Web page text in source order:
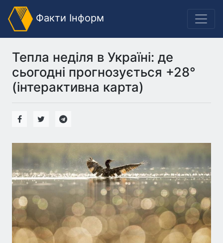
Факти Інформ
Тепла неділя в Україні: де
сьогодні прогнозується +28°
(інтерактивна карта)